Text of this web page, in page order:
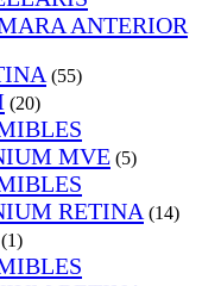
ANTERIOR
(55)
(20)
MVE (5)
RETINA (14)
(1)